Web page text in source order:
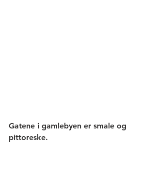
Gatene i gamlebyen er smale og
pittoreske.